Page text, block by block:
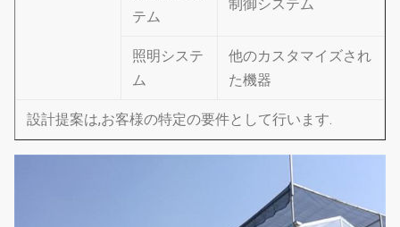
テム
制御システム
照明システ
ム
他のカスタマイズされ
た機器
設計提案は,お客様の特定の要件として行います.